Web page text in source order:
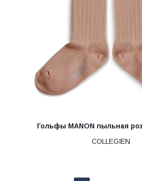
Гольфы MANON пыльная
COLLEGIEN